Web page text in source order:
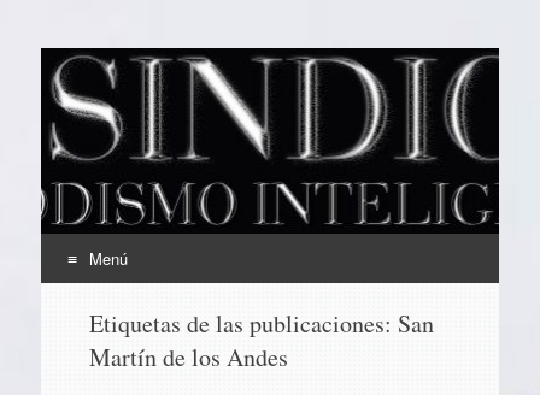
EL SINDICAL
Periodismo Inteligente
Menú
contenido
Etiquetas de las publicaciones: San
Martín de los Andes